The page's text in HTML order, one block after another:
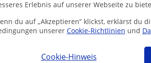
Erlebnis auf unserer Webseite zu
du auf „Akzeptieren” klickst, erklärst du
unserer Cookie-Richtlinien und
Cookie-Hinweis
in Puch bei Hallein die dich